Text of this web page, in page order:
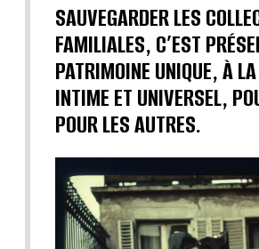
SAUVEGARDER LES
FAMILIALES, C’EST
PATRIMOINE UNIQUE, À
INTIME ET UNIVERSEL,
POUR LES AUTRES.